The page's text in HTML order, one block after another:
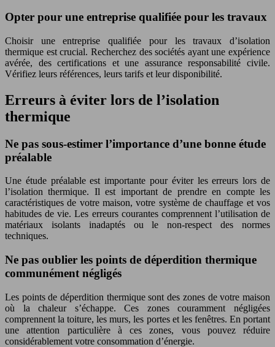
Opter pour une entreprise qualifiée pour les travaux
Choisir une entreprise qualifiée pour les travaux d’isolation
thermique est crucial. Recherchez des sociétés ayant une expérience
avérée, des certifications et une assurance responsabilité civile.
Vérifiez leurs références, leurs tarifs et leur disponibilité.
Erreurs à éviter lors de l’isolation
thermique
Ne pas sous-estimer l’importance d’une bonne étude
préalable
Une étude préalable est importante pour éviter les erreurs lors de
l’isolation thermique. Il est important de prendre en compte les
caractéristiques de votre maison, votre système de chauffage et vos
habitudes de vie. Les erreurs courantes comprennent l’utilisation de
matériaux isolants inadaptés ou le non-respect des normes
techniques.
Ne pas oublier les points de déperdition thermique
communément négligés
Les points de déperdition thermique sont des zones de votre maison
où la chaleur s’échappe. Ces zones couramment négligées
comprennent la toiture, les murs, les portes et les fenêtres. En portant
une attention particulière à ces zones, vous pouvez réduire
considérablement votre consommation d’énergie.